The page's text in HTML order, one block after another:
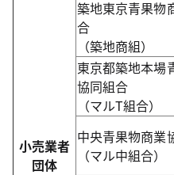
小売業者
団体
築地東京青果物
合
（築地商組）
東京都築地本場
協同組合
（マルT組合）
中央青果物商業
（マル中組合）